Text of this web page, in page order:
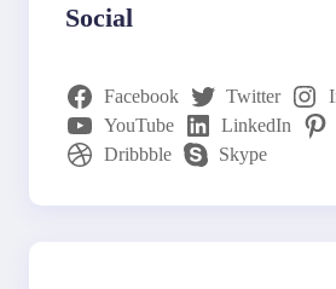
Social
Facebook Twitter
YouTube
LinkedIn
Dribbble
Skype